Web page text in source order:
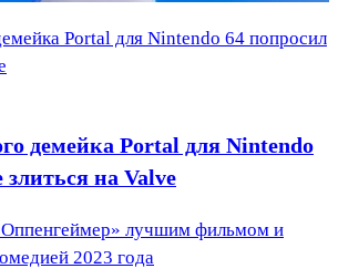
Portal для Nintendo 64 попросил
демейка Portal для Nintendo
на Valve
лучшим фильмом и
2023 года